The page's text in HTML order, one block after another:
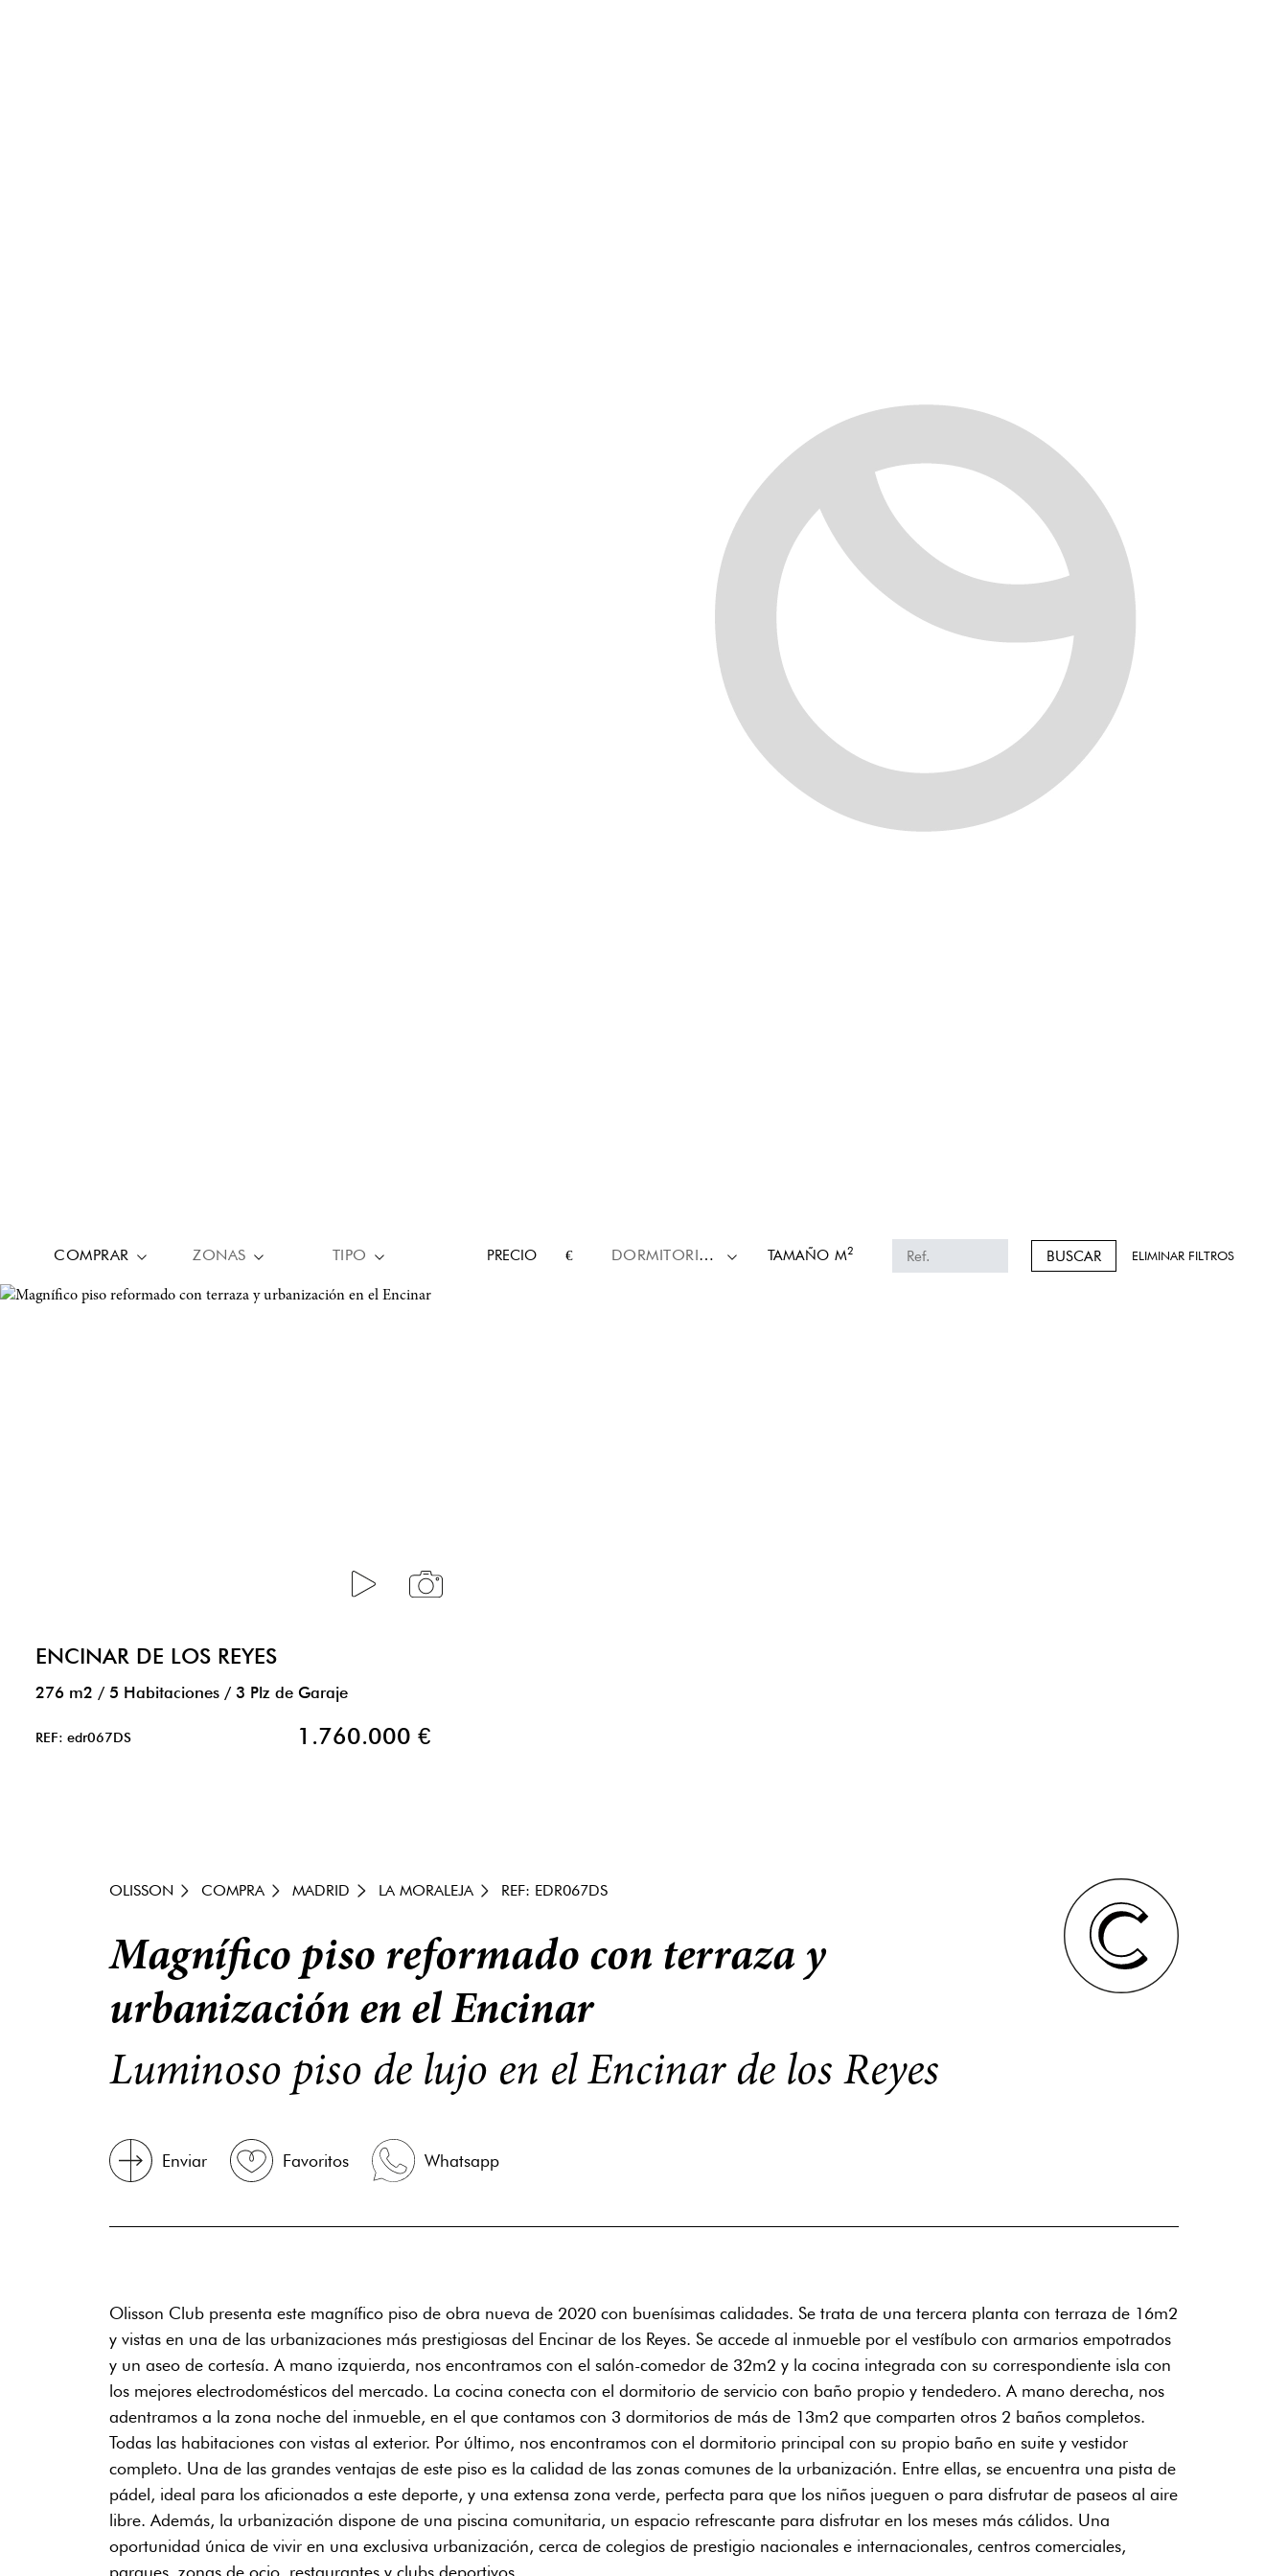
COMPRAR ZONAS TIPO PRECIO € DORMITORIOS TAMAÑO M2 BUSCAR ELIMINAR FILTROS
ENCINAR DE LOS REYES
276 m2 / 5 Habitaciones / 3 Plz de Garaje
REF: edr067DS 1.760.000 €
OLISSON COMPRA MADRID LA MORALEJA REF: EDR067DS
Magnífico piso reformado con terraza y
urbanización en el Encinar
Luminoso piso de lujo en el Encinar de los Reyes
Enviar Favoritos Whatsapp
Olisson Club presenta este magnífico piso de obra nueva de 2020 con buenísimas calidades. Se trata de una tercera planta con terraza de 16m2
y vistas en una de las urbanizaciones más prestigiosas del Encinar de los Reyes. Se accede al inmueble por el vestíbulo con armarios empotrados
y un aseo de cortesía. A mano izquierda, nos encontramos con el salón-comedor de 32m2 y la cocina integrada con su correspondiente isla con
los mejores electrodomésticos del mercado. La cocina conecta con el dormitorio de servicio con baño propio y tendedero. A mano derecha, nos
adentramos a la zona noche del inmueble, en el que contamos con 3 dormitorios de más de 13m2 que comparten otros 2 baños completos.
Todas las habitaciones con vistas al exterior. Por último, nos encontramos con el dormitorio principal con su propio baño en suite y vestidor
completo. Una de las grandes ventajas de este piso es la calidad de las zonas comunes de la urbanización. Entre ellas, se encuentra una pista de
pádel, ideal para los aficionados a este deporte, y una extensa zona verde, perfecta para que los niños jueguen o para disfrutar de paseos al aire
libre. Además, la urbanización dispone de una piscina comunitaria, un espacio refrescante para disfrutar en los meses más cálidos. Una
oportunidad única de vivir en una exclusiva urbanización, cerca de colegios de prestigio nacionales e internacionales, centros comerciales,
parques, zonas de ocio, restaurantes y clubs deportivos.